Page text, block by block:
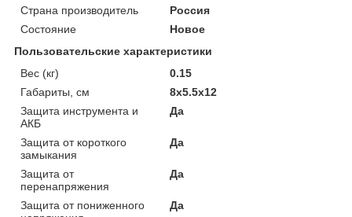
Страна производитель
Россия
Состояние
Новое
Пользовательские характеристики
Вес (кг)
0.15
Габариты, см
8х5.5х12
Защита инструмента и
АКБ
Да
Защита от короткого
замыкания
Да
Защита от
перенапряжения
Да
Защита от пониженного
Да